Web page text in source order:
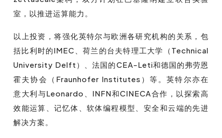
室，以推进运算能力。
以上投资，将强化英特尔与欧洲各研究机构的关系，包
括比利时的IMEC、荷兰的台夫特理工大学（Technical
University Delft）、法国的CEA-Leti和德国的弗劳恩
霍夫协会（Fraunhofer Institutes）等。英特尔亦在
意大利与Leonardo、INFN和CINECA合作，以探索高
效能运算、记忆体、软体编程模型、安全和云端的先进
解决方案。